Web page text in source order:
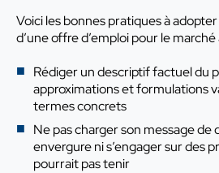
Voici les bonnes pratiques à
d’une offre d’emploi pour le marché
Rédiger un descriptif factuel du
approximations et formulations
termes concrets
Ne pas charger son message
envergure ni s’engager sur des
pourrait pas tenir